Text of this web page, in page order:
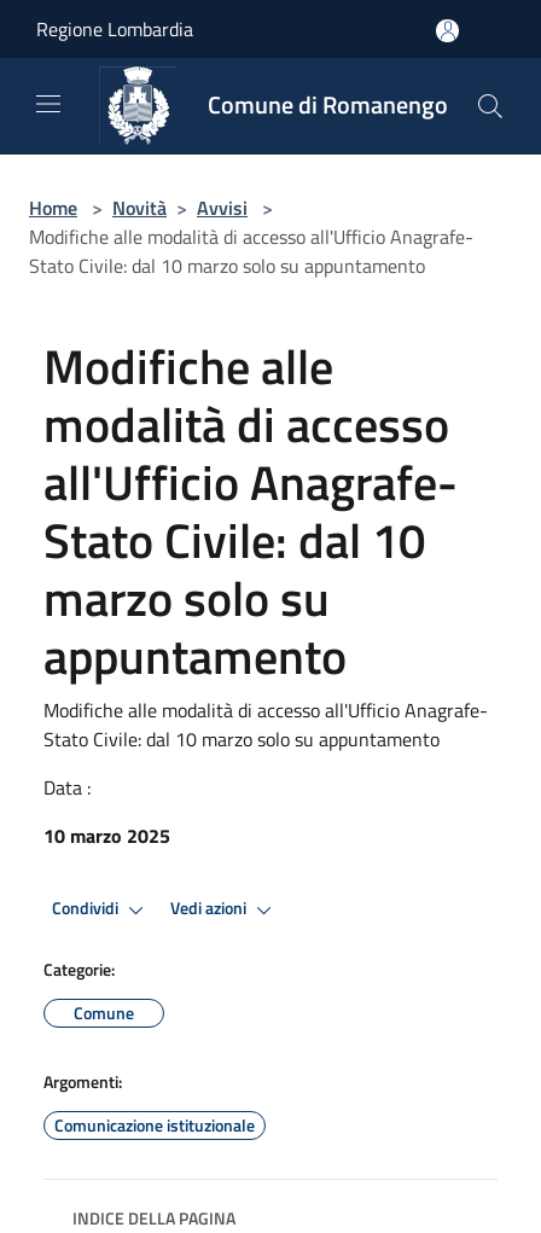
Regione Lombardia
Comune di Romanengo
Home > Novità > Avvisi >
Modifiche alle modalità di accesso all'Ufficio Anagrafe-
Stato Civile: dal 10 marzo solo su appuntamento
Modifiche alle
modalità di accesso
all'Ufficio Anagrafe-
Stato Civile: dal 10
marzo solo su
appuntamento
Modifiche alle modalità di accesso all'Ufficio Anagrafe-
Stato Civile: dal 10 marzo solo su appuntamento
Data :
10 marzo 2025
Condividi Vedi azioni
Categorie:
Comune
Argomenti:
Comunicazione istituzionale
INDICE DELLA PAGINA